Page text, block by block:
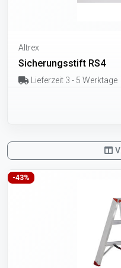
Altrex
Sicherungsstift RS4
Lieferzeit 3 - 5 Werktage
-43%